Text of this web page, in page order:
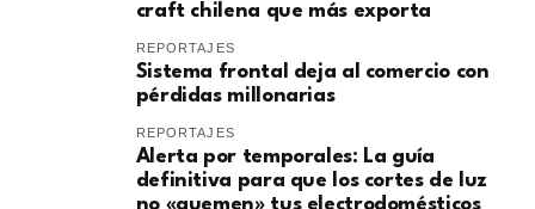
craft chilena que más exporta
REPORTAJES
Sistema frontal deja al comercio con
pérdidas millonarias
REPORTAJES
Alerta por temporales: La guía
definitiva para que los cortes de luz